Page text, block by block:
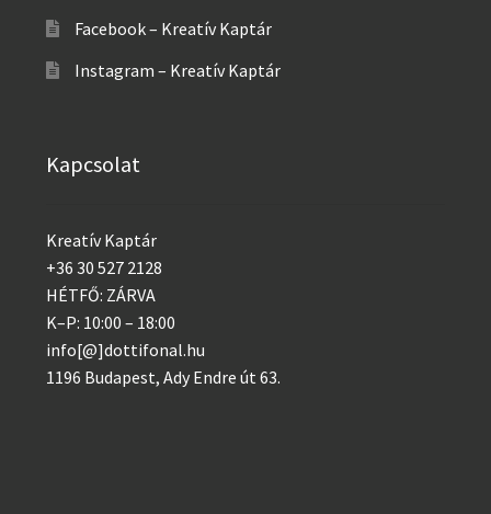
Facebook – Kreatív Kaptár
Instagram – Kreatív Kaptár
Kapcsolat
Kreatív Kaptár
+36 30 527 2128
HÉTFŐ: ZÁRVA
K–P: 10:00 – 18:00
info[@]dottifonal.hu
1196 Budapest, Ady Endre út 63.